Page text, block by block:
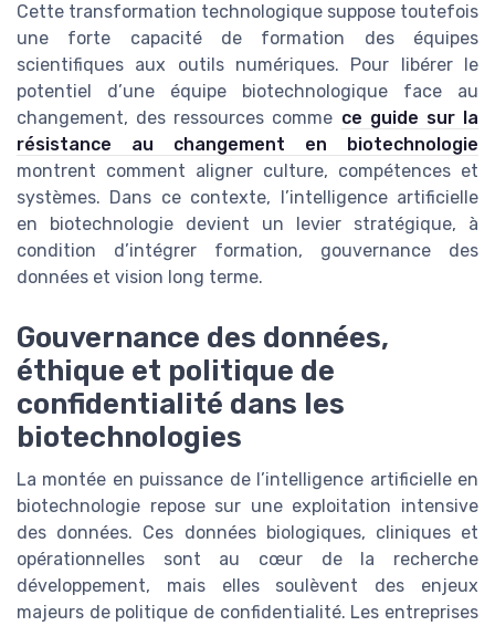
Cette transformation technologique suppose toutefois
une forte capacité de formation des équipes
scientifiques aux outils numériques. Pour libérer le
potentiel d’une équipe biotechnologique face au
changement, des ressources comme ce guide sur la
résistance au changement en biotechnologie
montrent comment aligner culture, compétences et
systèmes. Dans ce contexte, l’intelligence artificielle
en biotechnologie devient un levier stratégique, à
condition d’intégrer formation, gouvernance des
données et vision long terme.
Gouvernance des données,
éthique et politique de
confidentialité dans les
biotechnologies
La montée en puissance de l’intelligence artificielle en
biotechnologie repose sur une exploitation intensive
des données. Ces données biologiques, cliniques et
opérationnelles sont au cœur de la recherche
développement, mais elles soulèvent des enjeux
majeurs de politique de confidentialité. Les entreprises